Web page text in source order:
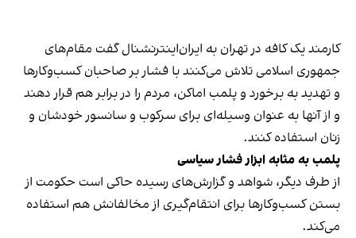
کارمند یک کافه در تهران به ایران‌اینترنشنال گفت مقام‌های
جمهوری اسلامی تلاش می‌کنند با فشار بر صاحبان کسب‌وکارها
و تهدید به برخورد و پلمب اماکن، مردم را در برابر هم قرار دهند
و از آنها به عنوان وسیله‌ای برای سرکوب و سانسور خودشان و
زنان استفاده کنند.
پلمب به مثابه ابزار فشار سیاسی
از طرف دیگر، شواهد و گزارش‌های رسیده حاکی است حکومت از
بستن کسب‌وکارها برای انتقام‌گیری از مخالفانش هم استفاده
می‌کند.